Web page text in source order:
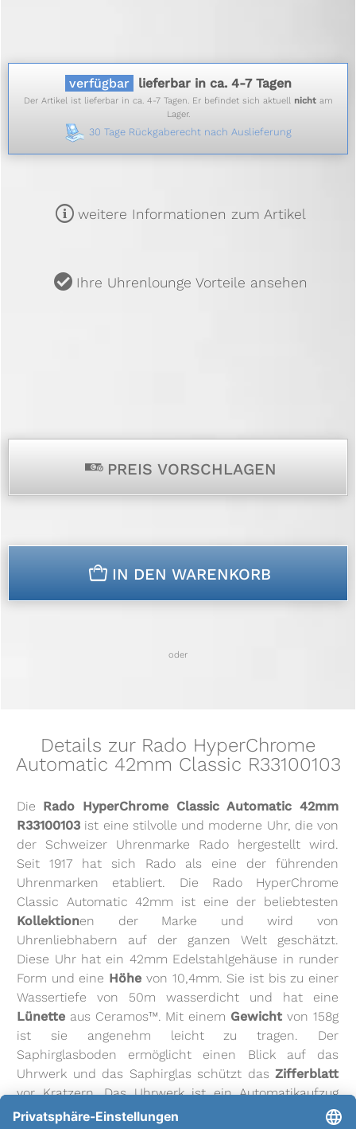
verfügbar lieferbar in ca. 4-7 Tagen
Der Artikel ist lieferbar in ca. 4-7 Tagen. Er befindet sich aktuell nichtam
Lager.
30 Tage Rückgaberecht nach Auslieferung
m weitere Informationen zum Artikel
u Ihre Uhrenlounge Vorteile ansehen
p PREIS VORSCHLAGEN
n IN DEN WARENKORB
oder
Details zur Rado HyperChrome
Automatic 42mm Classic R33100103
Die Rado HyperChrome Classic Automatic 42mm
R33100103 ist eine stilvolle und moderne Uhr, die von
der Schweizer Uhrenmarke Rado hergestellt wird.
Seit 1917 hat sich Rado als eine der führenden
Uhrenmarken etabliert. Die Rado HyperChrome
Classic Automatic 42mm ist eine der beliebtesten
Kollektionen der Marke und wird von
Uhrenliebhabern auf der ganzen Welt geschätzt.
Diese Uhr hat ein 42mm Edelstahlgehäuse in runder
Form und eine Höhe von 10,4mm. Sie ist bis zu einer
Wassertiefe von 50m wasserdicht und hat eine
Lünette aus Ceramos™. Mit einem Gewicht von 158g
ist sie angenehm leicht zu tragen. Der
Saphirglasboden ermöglicht einen Blick auf das
Uhrwerk und das Saphirglas schützt dasZifferblatt
vor Kratzern. Das Uhrwerk ist ein Automatikaufzug
mit einer Gangreserve von bis zu 80h. Das
Kaliber